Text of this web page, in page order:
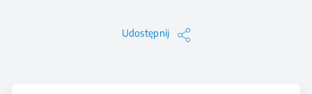
Udostępnij